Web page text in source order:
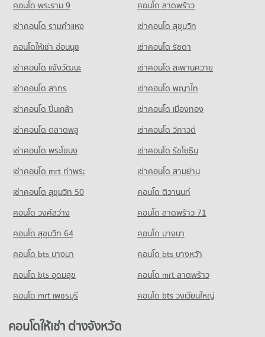
คอนโด พระราม 9
คอนโด ลาดพร้าว
เช่าคอนโด รามคําแหง
เช่าคอนโด สุขุมวิท
คอนโดให้เช่า อ่อนนุช
เช่าคอนโด รัชดา
เช่าคอนโด แจ้งวัฒนะ
เช่าคอนโด สะพานควาย
เช่าคอนโด สาทร
เช่าคอนโด พญาไท
เช่าคอนโด ปิ่นเกล้า
เช่าคอนโด เมืองทอง
เช่าคอนโด ตลาดพลู
เช่าคอนโด วิภาวดี
เช่าคอนโด พระโขนง
เช่าคอนโด รัชโยธิน
เช่าคอนโด mrt ท่าพระ
เช่าคอนโด สามย่าน
เช่าคอนโด สุขุมวิท 50
คอนโด ติวานนท์
คอนโด วงศ์สว่าง
คอนโด ลาดพร้าว 71
คอนโด สุขุมวิท 64
คอนโด บางนา
คอนโด bts บางนา
คอนโด bts บางหว้า
คอนโด bts อุดมสุข
คอนโด mrt ลาดพร้าว
คอนโด mrt เพชรบุรี
คอนโด bts วงเวียนใหญ่
คอนโดให้เช่า ต่างจังหวัด